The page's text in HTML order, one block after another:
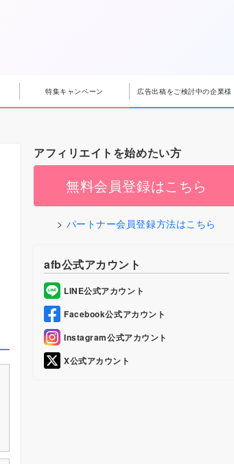
特集キャンペーン 広告出稿をご検討中の企業様
アフィリエイトを始めたい方
無料会員登録はこちら
パートナー会員登録方法はこちら
afb公式アカウント
LINE公式アカウント
Facebook公式アカウント
Instagram公式アカウント
X公式アカウント